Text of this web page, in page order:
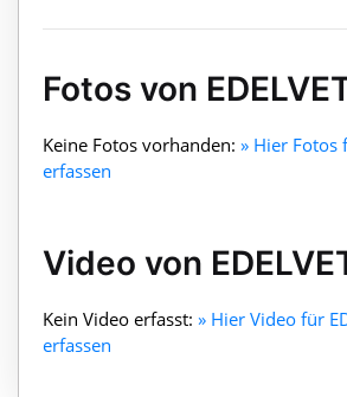
Fotos von
Keine Fotos vorhanden: » Hier Fotos
erfassen
Video von
Kein Video erfasst: » Hier Video für
erfassen